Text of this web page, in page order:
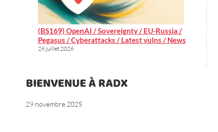
(BS169) OpenAI / Sovereignty / EU-Russia /
Pegasus / Cyberattacks / Latest vulns / News
26 juillet 2026
BIENVENUE À RADX
29 novembre 2025